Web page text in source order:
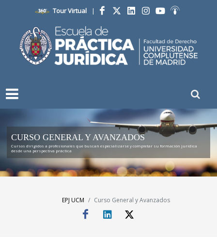
Tour Virtual |
Facebook
CURSO GENERAL Y AVANZADOS
Cursos dirigidos a profesionales que buscan especializarse y completar su formación jurídica
desde una perspectiva práctica
EPJ UCM Curso General y Avanzados